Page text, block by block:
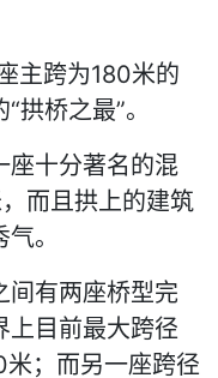
主跨为180米的
拱桥之最”。
座十分著名的混
而且拱上的建筑
。
间有两座桥型完
上目前最大跨径
；而另一座跨径